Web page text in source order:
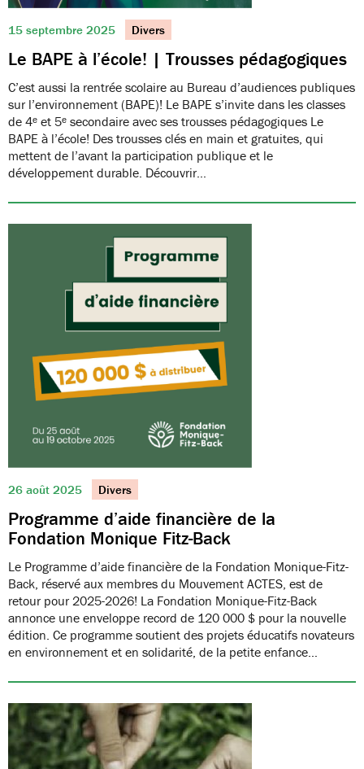
15 septembre 2025 Divers
Le BAPE à l’école! | Trousses pédagogiques
C’est aussi la rentrée scolaire au Bureau d’audiences publiques
sur l’environnement (BAPE)! Le BAPE s’invite dans les classes
de 4ᵉ et 5ᵉ secondaire avec ses trousses pédagogiques Le
BAPE à l’école! Des trousses clés en main et gratuites, qui
mettent de l’avant la participation publique et le
développement durable. Découvrir…
26 août 2025 Divers
Programme d’aide financière de la
Fondation Monique Fitz-Back
Le Programme d’aide financière de la Fondation Monique-Fitz-
Back, réservé aux membres du Mouvement ACTES, est de
retour pour 2025-2026! La Fondation Monique-Fitz-Back
annonce une enveloppe record de 120 000 $ pour la nouvelle
édition. Ce programme soutient des projets éducatifs novateurs
en environnement et en solidarité, de la petite enfance…